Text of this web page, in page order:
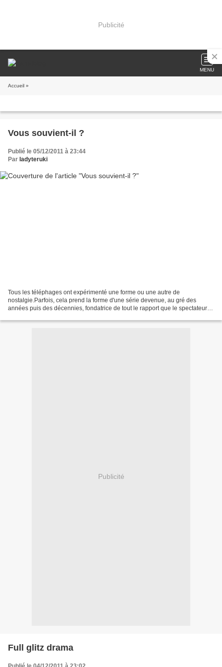
Publicité
MENU
Accueil »
Vous souvient-il ?
Publié le 05/12/2011 à 23:44
Par ladyteruki
Tous les téléphages ont expérimenté une forme ou une autre de
nostalgie.Parfois, cela prend la forme d'une série devenue, au gré des
années puis des décennies, fondatrice de tout le rapport que le spectateur a
Publicité
Full glitz drama